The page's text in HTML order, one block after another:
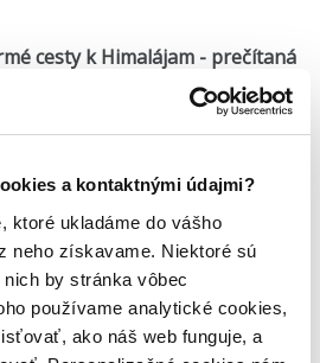
a kontaktnými údajmi?
ktoré ukladáme do vášho
neho získavame. Niektoré sú
by stránka vôbec
používame analytické cookies,
ako náš web funguje, a
cesty k Himalájam - prečítaná
kníh)
viac
posielame ihneď.
Do košíka